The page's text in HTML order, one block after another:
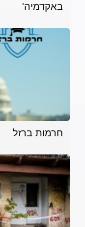
באקדמיה'
חרמות ברזל